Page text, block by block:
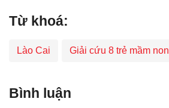
Từ khoá:
Lào Cai Giải cứu 8 trẻ mầm non
Bình luận